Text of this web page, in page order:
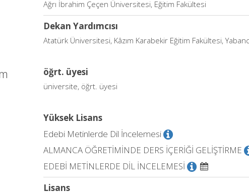
Ağrı İbrahim Çeçen Üniversitesi, Eğitim Fakültesi
Dekan Yardımcısı
Atatürk Üniversitesi, Kâzım Karabekir Eğitim Fakültesi,
öğrt. üyesi
üniversite, öğrt. üyesi
Yüksek Lisans
Edebi Metinlerde Dil İncelemesi
ALMANCA ÖĞRETİMİNDE DERS İÇERİĞİ GELİŞTİRME
EDEBİ METİNLERDE DİL İNCELEMESİ
Lisans